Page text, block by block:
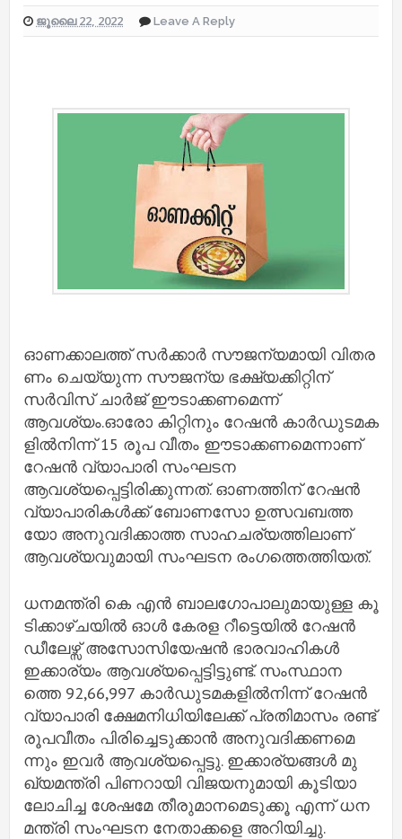
ജൂലൈ 22, 2022 Leave A Reply
ഓ​ണ​ക്കാ​ല​ത്ത് സ​ര്‍​ക്കാ​ര്‍ സൗ​ജ​ന്യ​മാ​യി വി​ത​ര​
ണം ചെ​യ്യു​ന്ന സൗജന്യ ഭ​ക്ഷ്യ​ക്കി​റ്റിന്
സര്‍വിസ് ചാര്‍ജ് ഈ​ടാ​ക്ക​ണ​മെ​ന്ന്
ആവശ്യം.ഓ​രോ കി​റ്റി​നും റേ​ഷ​ന്‍ കാ​ര്‍​ഡു​ട​മ​ക​
ളി​ല്‍​നി​ന്ന് 15 രൂ​പ വീ​തം ഈ​ടാ​ക്ക​ണ​മെന്നാണ്
റേ​ഷ​ന്‍ വ്യാ​പാ​രി സം​ഘ​ട​ന
ആവശ്യപ്പെട്ടിരിക്കുന്നത്. ഓ​ണ​ത്തി​ന് റേ​ഷ​ന്‍
വ്യാ​പാ​രി​ക​ള്‍​ക്ക് ബോ​ണ​സോ ഉ​ത്സ​വ​ബ​ത്ത​
യോ അ​നു​വ​ദി​ക്കാ​ത്ത സാ​ഹ​ച​ര്യ​ത്തി​ലാ​ണ്
ആ​വ​ശ്യ​വു​മാ​യി സംഘടന രം​ഗത്തെത്തിയത്.
ധ​ന​മ​ന്ത്രി കെ എ​ന്‍ ബാ​ല​ഗോ​പാ​ലു​മാ​യു​ള്ള കൂ​
ടി​ക്കാ​ഴ്ച​യി​ല്‍ ഓ​ള്‍ കേ​ര​ള റീ​ട്ടെ​യി​ല്‍ റേ​ഷ​ന്‍
ഡീ​ലേ​ഴ്സ് അ​സോ​സി​യേ​ഷ​ന്‍ ഭാ​ര​വാ​ഹി​ക​ള്‍
ഇക്കാര്യം ആവശ്യപ്പെട്ടിട്ടുണ്ട്. സം​സ്ഥാ​ന​
ത്തെ 92,66,997 കാ​ര്‍​ഡു​ട​മ​ക​ളി​ല്‍​നി​ന്ന്​ റേ​ഷ​ന്‍
വ്യാ​പാ​രി ക്ഷേ​മ​നി​ധി​യി​ലേ​ക്ക് പ്ര​തി​മാ​സം ര​ണ്ട്
രൂ​പ​വീ​തം പി​രി​ച്ചെ​ടു​ക്കാ​ന്‍ അ​നു​വ​ദി​ക്ക​ണ​മെ​
ന്നും ഇവര്‍ ആവശ്യപ്പെട്ടു. ഇക്കാര്യങ്ങള്‍ മു​
ഖ്യ​മ​ന്ത്രി പി​ണ​റാ​യി വി​ജ​യ​നു​മാ​യി കൂ​ടി​യാ​
ലോ​ചി​ച്ച ശേഷമേ തീ​രു​മാ​ന​മെ​ടു​ക്കൂ എന്ന് ധ​ന​
മ​ന്ത്രി സം​ഘ​ട​ന നേ​താ​ക്ക​ളെ അ​റി​യി​ച്ചു.